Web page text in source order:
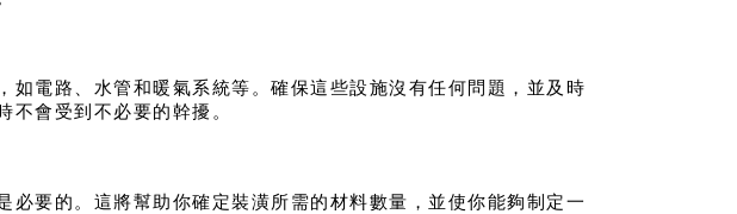
如電路、水管和暖氣系統等。確保這些設施沒有任何問題，並及時
不會受到不必要的幹擾。
必要的。這將幫助你確定裝潢所需的材料數量，並使你能夠制定一